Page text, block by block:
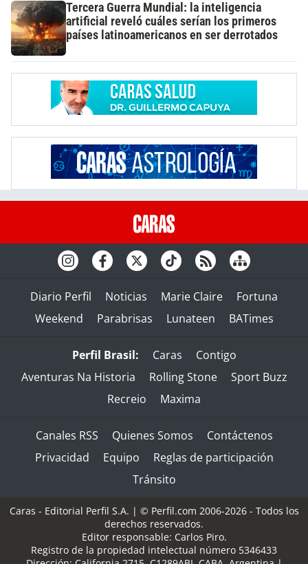
Tercera Guerra Mundial: la inteligencia
artificial reveló cuáles serían los primeros
países latinoamericanos en ser derrotados
Diario Perfil Noticias Marie Claire
Fortuna
Weekend
Parabrisas Lunateen BATimes
Perfil Brasil: Caras
Contigo
Aventuras Na Historia
Rolling Stone
Sport Buzz
Recreio
Maxima
Canales RSS Quienes Somos
Contáctenos
Privacidad
Equipo
Reglas de participación
Tránsito
Caras - Editorial Perfil S.A. | © Perfil.com 2006-2026 - Todos los
derechos reservados.
Editor responsable: Carlos Piro.
Registro de la propiedad intelectual número 5346433